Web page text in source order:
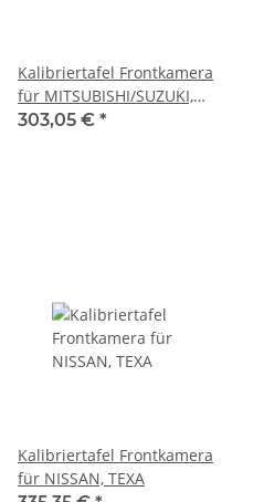
Kalibriertafel Frontkamera
für MITSUBISHI/SUZUKI,
TEXA
303,05 € *
Kalibriertafel Frontkamera
für NISSAN, TEXA